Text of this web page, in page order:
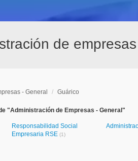
de
- General / Guárico
"Administración de Empresas - General"
Responsabilidad Social
Empresaria RSE (1)